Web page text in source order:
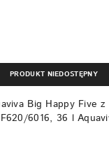
Big Happy Five
6016, 36 l
PRODUKT NIEDOSTĘPNY